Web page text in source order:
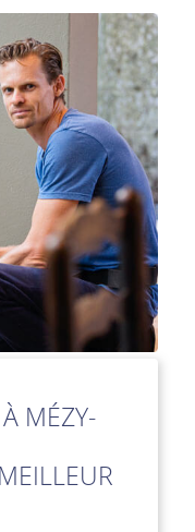
MÉZY-